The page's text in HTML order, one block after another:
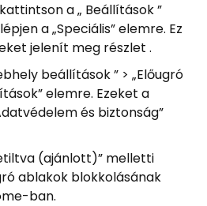
a „ Beállítások ”
a „Speciális” elemre. Ez
jelenít meg részlet .
beállítások ” > „Előugró
elemre. Ezeket a
és biztonság”
(ajánlott)” melletti
ablakok blokkolásának
ban.